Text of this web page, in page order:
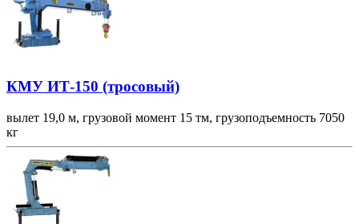
КМУ ИТ-150 (тросовый)
вылет 19,0 м, грузовой момент 15 тм, грузоподъемность 7050
кг